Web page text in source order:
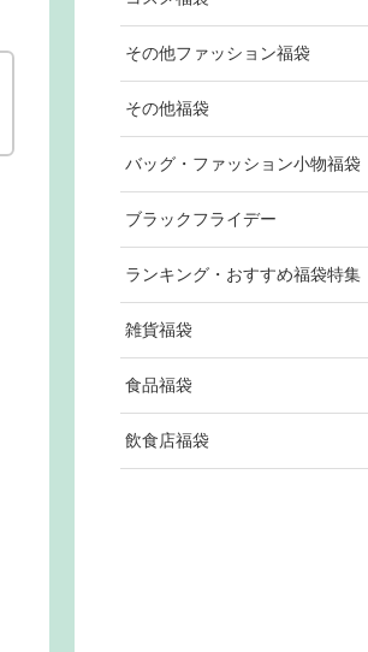
その他ファッション福袋
その他福袋
バッグ・ファッション小物福袋
ブラックフライデー
ランキング・おすすめ福袋特集
雑貨福袋
食品福袋
飲食店福袋